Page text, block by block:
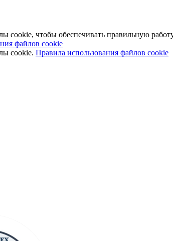
cookie, чтобы обеспечивать правильную
файлов cookie
cookie. Правила использования файлов cookie